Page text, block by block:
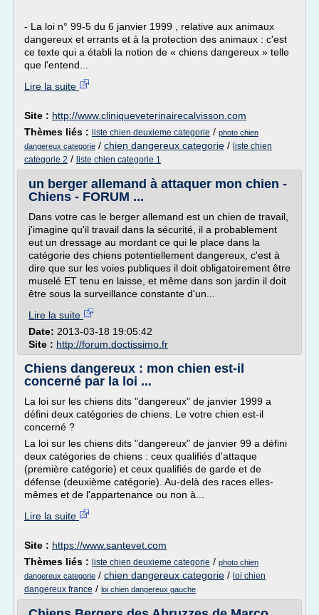
- La loi n° 99-5 du 6 janvier 1999 , relative aux animaux
dangereux et errants et à la protection des animaux : c'est
ce texte qui a établi la notion de « chiens dangereux » telle
que l'entend...
Lire la suite
Site : http://www.cliniqueveterinairecalvisson.com
Thèmes liés : liste chien deuxieme categorie / photo chien
dangereux categorie / chien dangereux categorie / liste chien
categorie 2 / liste chien categorie 1
un berger allemand à attaquer mon chien -
Chiens - FORUM ...
Dans votre cas le berger allemand est un chien de travail,
j'imagine qu'il travail dans la sécurité, il a probablement
eut un dressage au mordant ce qui le place dans la
catégorie des chiens potentiellement dangereux, c'est à
dire que sur les voies publiques il doit obligatoirement être
muselé ET tenu en laisse, et même dans son jardin il doit
être sous la surveillance constante d'un...
Lire la suite
Date: 2013-03-18 19:05:42
Site : http://forum.doctissimo.fr
Chiens dangereux : mon chien est-il
concerné par la loi ...
La loi sur les chiens dits "dangereux" de janvier 1999 a
défini deux catégories de chiens. Le votre chien est-il
concerné ?
La loi sur les chiens dits "dangereux" de janvier 99 a défini
deux catégories de chiens : ceux qualifiés d'attaque
(première catégorie) et ceux qualifiés de garde et de
défense (deuxième catégorie). Au-delà des races elles-
mêmes et de l'appartenance ou non à...
Lire la suite
Site : https://www.santevet.com
Thèmes liés : liste chien deuxieme categorie / photo chien
dangereux categorie / chien dangereux categorie / loi chien
dangereux france / loi chien dangereux gauche